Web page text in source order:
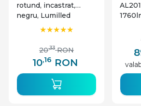
rotund, incastrat,
negru, Lumilled
10,16 RON
20,33 RON